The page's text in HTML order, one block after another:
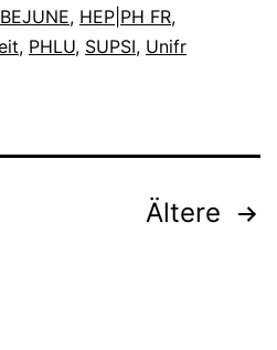
, HEP|PH FR,
, PHLU, SUPSI, Unifr
Ältere